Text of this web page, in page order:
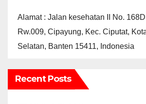
Alamat : Jalan kesehatan II No.
Rw.009, Cipayung, Kec. Ciputat,
Selatan, Banten 15411, Indonesia
Recent Posts